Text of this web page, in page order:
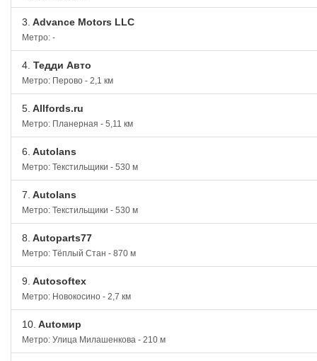
3. Advance Motors LLC
Метро: -
4. Тедди Авто
Метро: Перово - 2,1 км
5. Allfords.ru
Метро: Планерная - 5,11 км
6. Autolans
Метро: Текстильщики - 530 м
7. Autolans
Метро: Текстильщики - 530 м
8. Autoparts77
Метро: Тёплый Стан - 870 м
9. Autosoftex
Метро: Новокосино - 2,7 км
10. Autoмир
Метро: Улица Милашенкова - 210 м